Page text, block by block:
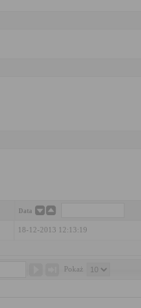
Data
18-12-2013 12:13:19
Pokaż